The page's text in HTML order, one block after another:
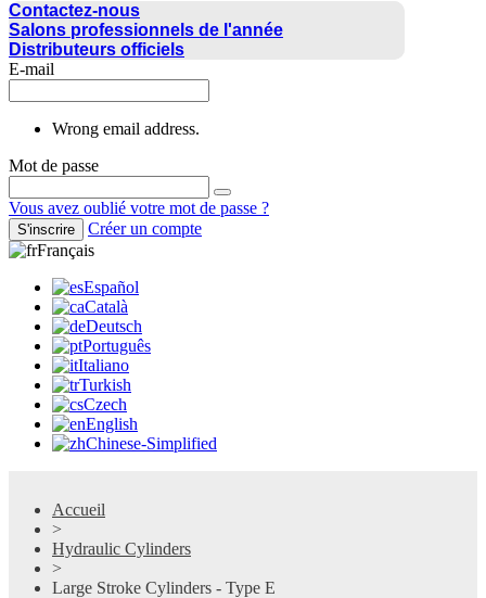
Contactez-nous
Salons professionnels de l'année
Distributeurs officiels
E-mail
Wrong email address.
Mot de passe
Vous avez oublié votre mot de passe ?
S'inscrire
Créer un compte
Français
Español
Català
Deutsch
Português
Italiano
Turkish
Czech
English
Chinese-Simplified
Accueil
>
Hydraulic Cylinders
>
Large Stroke Cylinders - Type E